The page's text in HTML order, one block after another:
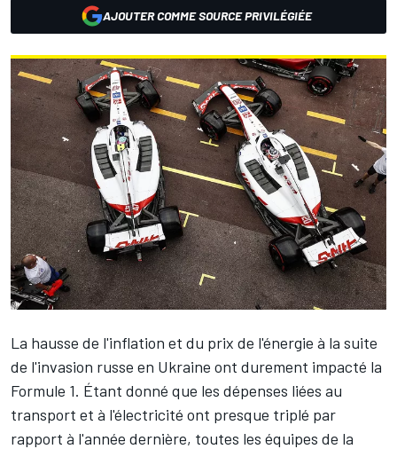
AJOUTER COMME SOURCE PRIVILÉGIÉE
La hausse de l'inflation et du prix de l'énergie à la suite
de l'invasion russe en Ukraine ont durement impacté la
Formule 1. Étant donné que les dépenses liées au
transport et à l'électricité ont presque triplé par
rapport à l'année dernière, toutes les équipes de la